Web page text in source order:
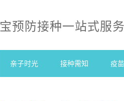
预防接种一站式服
亲子时光 接种需知 疫